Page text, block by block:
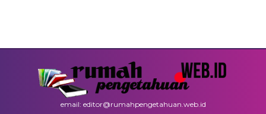
email: editor@rumahpengetahuan.web.id